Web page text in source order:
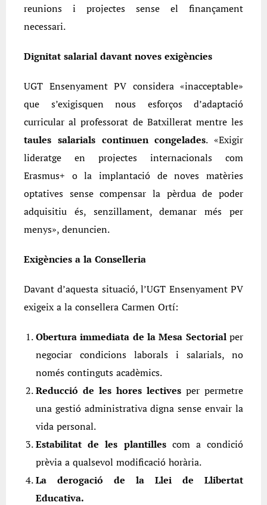
reunions i projectes sense el finançament
necessari.
Dignitat salarial davant noves exigències
UGT Ensenyament PV considera «inacceptable»
que s’exigisquen nous esforços d’adaptació
curricular al professorat de Batxillerat mentre les
taules salarials continuen congelades. «Exigir
lideratge en projectes internacionals com
Erasmus+ o la implantació de noves matèries
optatives sense compensar la pèrdua de poder
adquisitiu és, senzillament, demanar més per
menys», denuncien.
Exigències a la Conselleria
Davant d’aquesta situació, l’UGT Ensenyament PV
exigeix a la consellera Carmen Ortí:
Obertura immediata de la Mesa Sectorialper
negociar condicions laborals i salarials, no
només continguts acadèmics.
Reducció de les hores lectives per permetre
una gestió administrativa digna sense envair la
vida personal.
Estabilitat de les plantillescom a condició
prèvia a qualsevol modificació horària.
La derogació de la Llei de Llibertat
Educativa.